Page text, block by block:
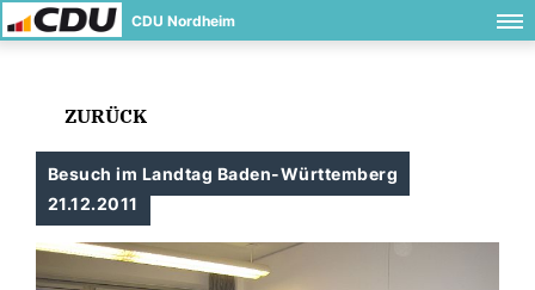
CDU Nordheim
ZURÜCK
Besuch im Landtag Baden-Württemberg
21.12.2011